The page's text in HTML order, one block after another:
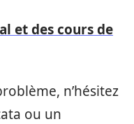
et des cours de
n’hésitez
ou un